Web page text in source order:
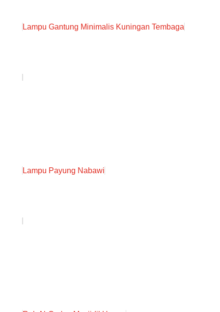
Lampu Gantung Minimalis Kuningan Tembaga
Lampu Payung Nabawi